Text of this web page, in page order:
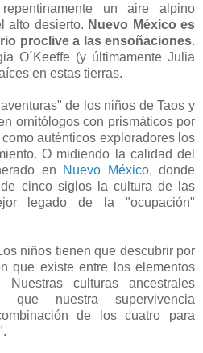
un aire alpino
alto desierto. Nuevo México es
proclive a las ensoñaciones.
O´Keeffe (y últimamente Julia
en estas tierras.
de los niños de Taos y
ornitólogos con prismáticos por
auténticos exploradores los
O midiendo la calidad del
en
Nuevo México, donde
cinco siglos la cultura de las
legado de la "ocupación"
niños tienen que descubrir por
que existe entre los elementos
culturas ancestrales
que nuestra supervivencia
de los cuatro para